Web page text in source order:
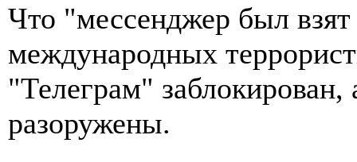
Что "мессенджер был
международных
"Телеграм"
разоружены.